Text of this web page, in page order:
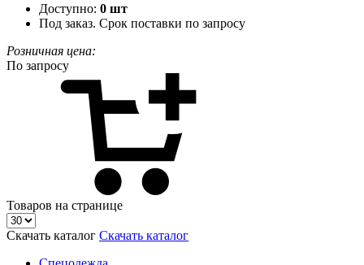
Доступно: 0 шт
Под заказ. Срок поставки по запросу
Розничная цена:
По запросу
Товаров на странице
Скачать каталог Скачать каталог